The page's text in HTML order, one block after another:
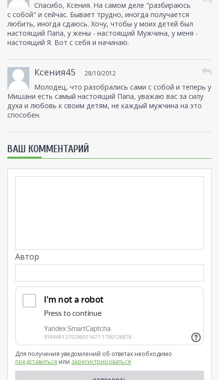
Спасибо, Ксения. На самом деле "разбираюсь
с собой" и сейчас. Бывает трудно, иногда получается
любить, иногда сдаюсь. Хочу, чтобы у моих детей был
настоящий Папа, у жены - настоящий Мужчина, у меня -
настоящий Я. Вот с себя и начинаю.
Ксения45 28/10/2012
Молодец, что разобрались сами с собой и теперь у
Мишани есть самый настоящий Папа, уважаю вас за силу
духа и любовь к своим детям, не каждый мужчина на это
способен.
ВАШ КОММЕНТАРИЙ
Автор
Для получения уведомлений об ответах необходимо
представиться или зарегистрироваться